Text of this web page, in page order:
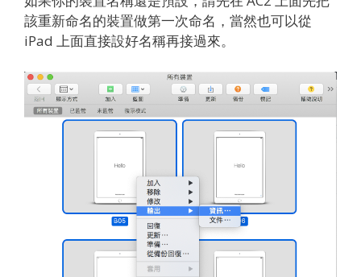
該重新命名的裝置做第一次命名，當然也可以從
iPad 上面直接設好名稱再接過來。